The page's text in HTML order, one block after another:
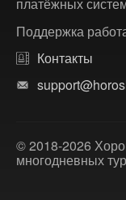
Поддержка
Контакты
© 2018-2026
многодневных